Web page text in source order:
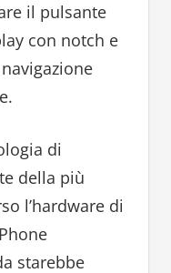
il pulsante
con notch e
di
della più
l’hardware di
starebbe